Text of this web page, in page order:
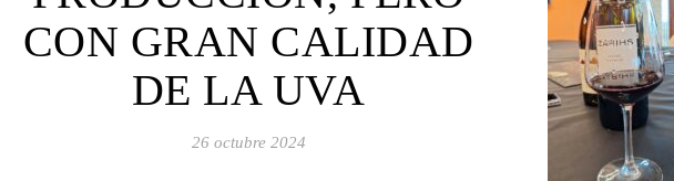
CON GRAN CALIDAD
DE LA UVA
26 octubre 2024